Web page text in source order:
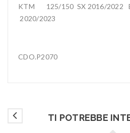
KTM 125/150 SX 2016/2022
2020/2023
CDO.P2070
TI POTREBBE